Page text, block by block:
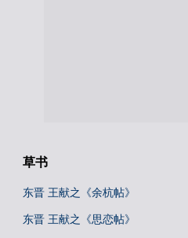
草书
东晋 王献之《余杭帖》
东晋 王献之《思恋帖》